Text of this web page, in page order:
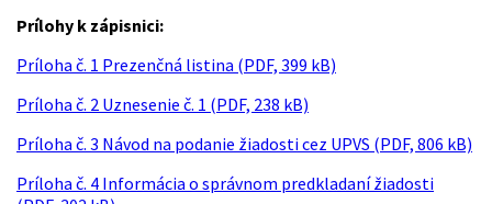
Prílohy k zápisnici:
Príloha č. 1 Prezenčná listina (PDF, 399 kB)
Príloha č. 2 Uznesenie č. 1 (PDF, 238 kB)
Príloha č. 3 Návod na podanie žiadosti cez UPVS (PDF, 806 kB)
Príloha č. 4 Informácia o správnom predkladaní žiadosti